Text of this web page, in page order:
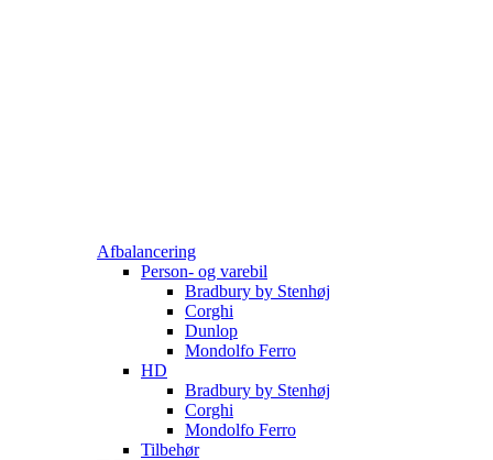
Afbalancering
Person- og varebil
Bradbury by Stenhøj
Corghi
Dunlop
Mondolfo Ferro
HD
Bradbury by Stenhøj
Corghi
Mondolfo Ferro
Tilbehør